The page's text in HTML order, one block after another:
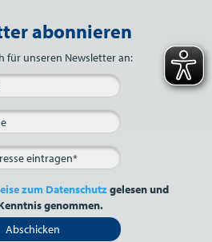
abonnieren
für unseren Newsletter an:
zum Datenschutzgelesen und
genommen.
Abschicken